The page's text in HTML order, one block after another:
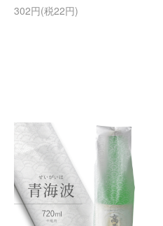
302円(税22円)